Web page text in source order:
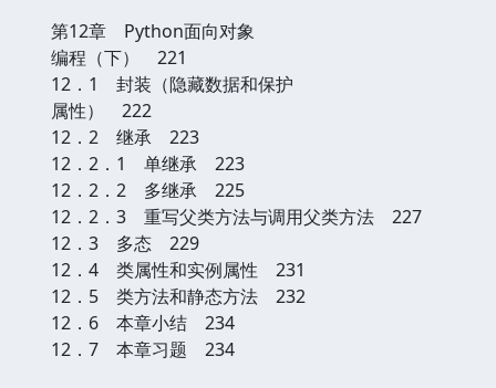
第12章 Python面向对象
编程（下） 221
12．1 封装（隐藏数据和保护
属性） 222
12．2 继承 223
12．2．1 单继承 223
12．2．2 多继承 225
12．2．3 重写父类方法与调用父类方法 227
12．3 多态 229
12．4 类属性和实例属性 231
12．5 类方法和静态方法 232
12．6 本章小结 234
12．7 本章习题 234